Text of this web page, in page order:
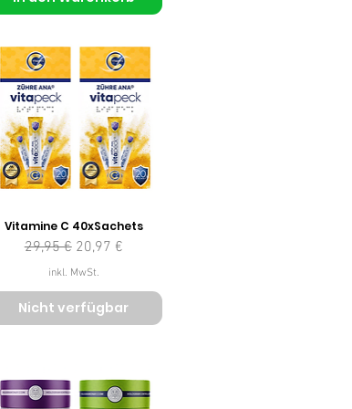
Vitamine C 40xSachets
Standardpreis
29,95 € Sale-Preis
20,97 €
inkl. MwSt.
Nicht verfügbar